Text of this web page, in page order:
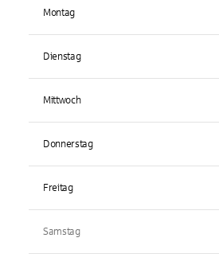
Montag
Dienstag
Mittwoch
Donnerstag
Freitag
Samstag